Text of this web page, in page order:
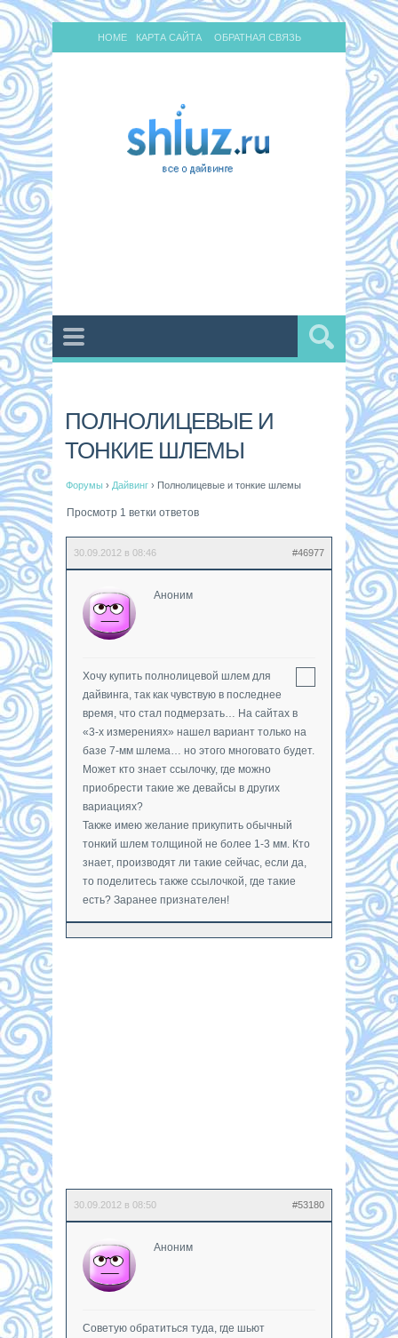
HOME КАРТА САЙТА ОБРАТНАЯ СВЯЗЬ
ПОЛНОЛИЦЕВЫЕ И
ТОНКИЕ ШЛЕМЫ
Форумы › Дайвинг › Полнолицевые и тонкие шлемы
Просмотр 1 ветки ответов
30.09.2012 в 08:46 #46977
Аноним
Хочу купить полнолицевой шлем для
дайвинга, так как чувствую в последнее
время, что стал подмерзать… На сайтах в
«3-х измерениях» нашел вариант только на
базе 7-мм шлема… но этого многовато будет.
Может кто знает ссылочку, где можно
приобрести такие же девайсы в других
вариациях?
Также имею желание прикупить обычный
тонкий шлем толщиной не более 1-3 мм. Кто
знает, производят ли такие сейчас, если да,
то поделитесь также ссылочкой, где такие
есть? Заранее признателен!
30.09.2012 в 08:50 #53180
Аноним
Советую обратиться туда, где шьют